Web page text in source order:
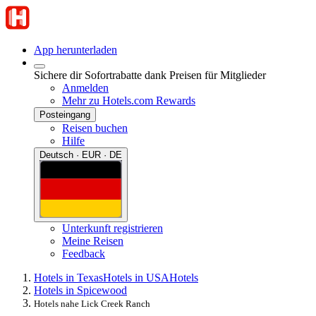
App herunterladen
Sichere dir Sofortrabatte dank Preisen für Mitglieder
Anmelden
Mehr zu Hotels.com Rewards
Posteingang
Reisen buchen
Hilfe
Deutsch · EUR · DE
Unterkunft registrieren
Meine Reisen
Feedback
Hotels in TexasHotels in USAHotels
Hotels in Spicewood
Hotels nahe Lick Creek Ranch